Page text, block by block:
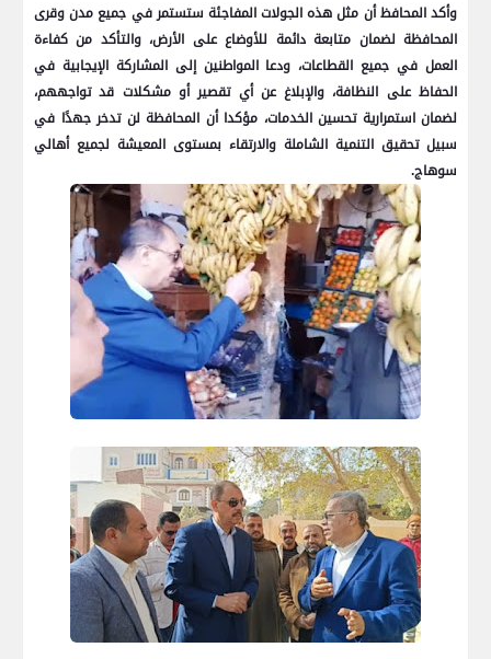
وأكد المحافظ أن مثل هذه الجولات المفاجئة ستستمر في جميع مدن وقرى
المحافظة لضمان متابعة دائمة للأوضاع على الأرض، والتأكد من كفاءة
العمل في جميع القطاعات، ودعا المواطنين إلى المشاركة الإيجابية في
الحفاظ على النظافة، والإبلاغ عن أي تقصير أو مشكلات قد تواجههم،
لضمان استمرارية تحسين الخدمات، مؤكدا أن المحافظة لن تدخر جهدًا في
سبيل تحقيق التنمية الشاملة والارتقاء بمستوى المعيشة لجميع أهالي
سوهاج.